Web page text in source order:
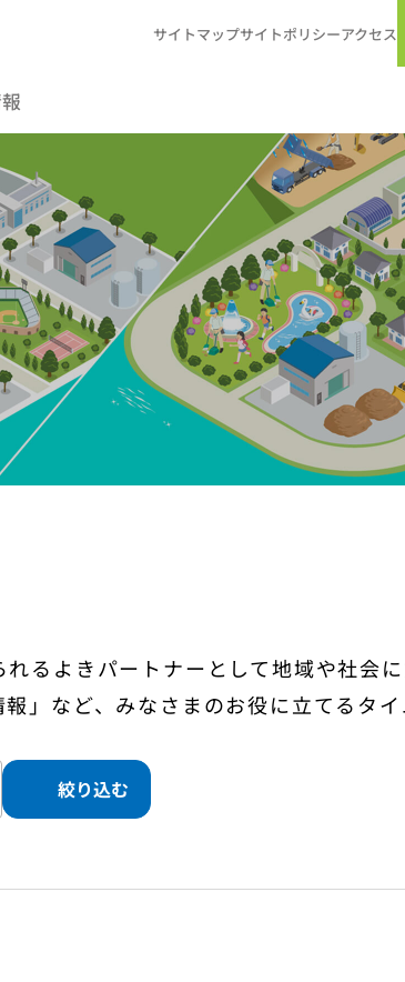
サイトマップサイトポリシーアクセス
るよきパートナーとして地域や社会
」など、みなさまのお役に立てるタ
絞り込む